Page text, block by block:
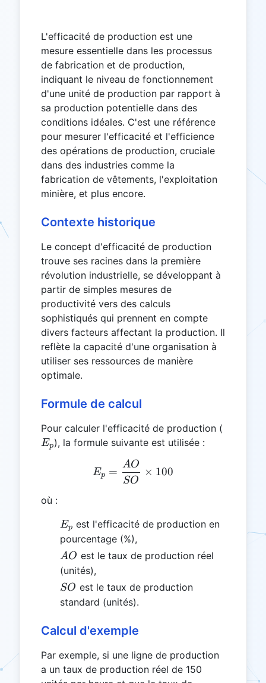
L'efficacité de production est une
mesure essentielle dans les processus
de fabrication et de production,
indiquant le niveau de fonctionnement
d'une unité de production par rapport à
sa production potentielle dans des
conditions idéales. C'est une référence
pour mesurer l'efficacité et l'efficience
des opérations de production, cruciale
dans des industries comme la
fabrication de vêtements, l'exploitation
minière, et plus encore.
Contexte historique
Le concept d'efficacité de production
trouve ses racines dans la première
révolution industrielle, se développant à
partir de simples mesures de
productivité vers des calculs
sophistiqués qui prennent en compte
divers facteurs affectant la production. Il
reflète la capacité d'une organisation à
utiliser ses ressources de manière
optimale.
Formule de calcul
Pour calculer l'efficacité de production (
Ep), la formule suivante est utilisée :
E_p = \frac{AO}{SO}
Ep =
SO
AO
× 100
où :
E_p
Ep est l'efficacité de production en
pourcentage (%),
AO
AO est le taux de production réel
(unités),
SO
SO est le taux de production
standard (unités).
Calcul d'exemple
Par exemple, si une ligne de production
a un taux de production réel de 150